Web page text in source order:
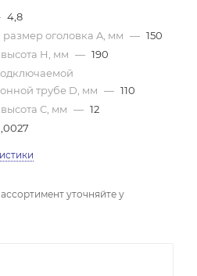
4,8
оголовка A, мм — 150
H, мм — 190
трубе D, мм — 110
C, мм — 12
уточняйте у